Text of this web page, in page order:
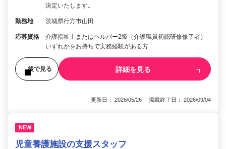
決定いたします。
勤務地 茨城県行方市山田
応募資格
介護福祉士またはヘルパー2級（介護職員初認研修修了者）
いずれかをお持ちで実務経験がある方
後で見る 詳細を見る
更新日： 2026/05/26 掲載終了日： 2026/09/04
NEW
児童養護施設の支援スタッフ